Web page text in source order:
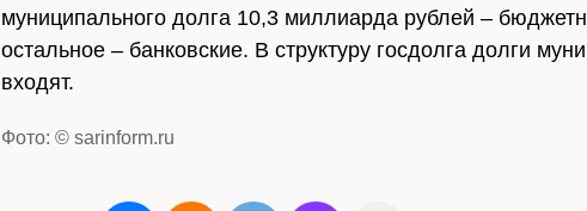
муниципального долга 10,3 миллиарда рублей –
остальное – банковские. В структуру госдолга долги
входят.
Фото: © sarinform.ru